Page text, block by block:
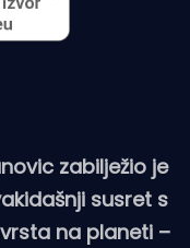
zabilježio je
susret s
na planeti –